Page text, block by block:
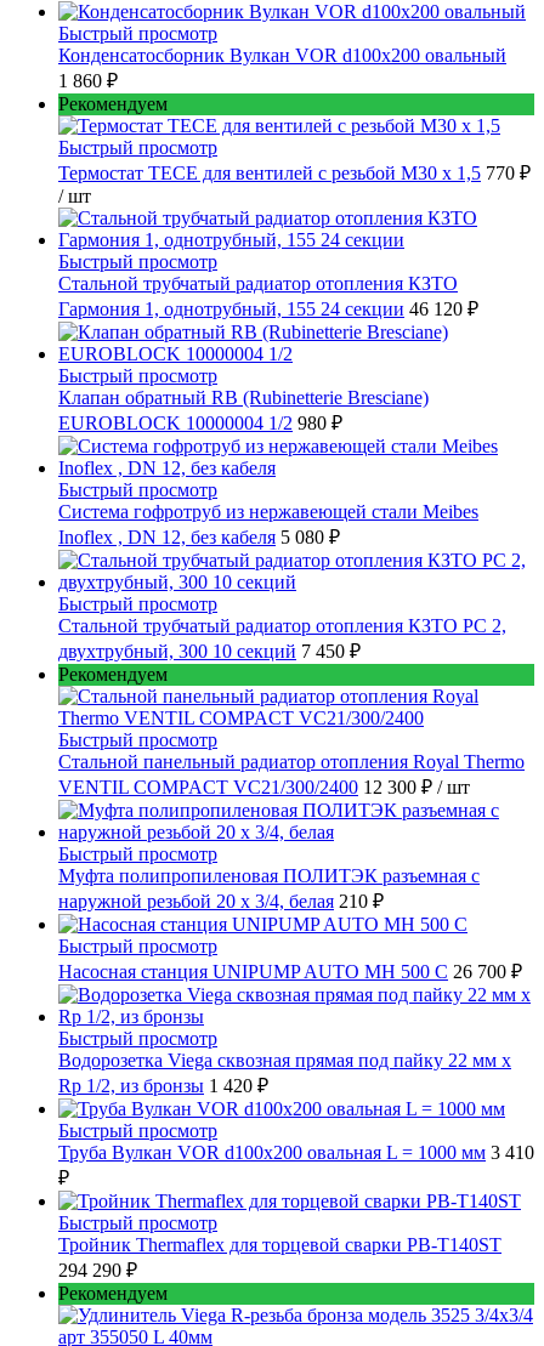
Быстрый просмотр
Конденсатосборник Вулкан VOR d100x200 овальный
1 860 ₽
Рекомендуем
Быстрый просмотр
Термостат TECE для вентилей с резьбой М30 х 1,5 770 ₽
/ шт
Быстрый просмотр
Стальной трубчатый радиатор отопления КЗТО
Гармония 1, однотрубный, 155 24 секции 46 120 ₽
Быстрый просмотр
Клапан обратный RB (Rubinetterie Bresciane)
EUROBLOCK 10000004 1/2 980 ₽
Быстрый просмотр
Cистема гофротруб из нержавеющей стали Meibes
Inoflex , DN 12, без кабеля 5 080 ₽
Быстрый просмотр
Стальной трубчатый радиатор отопления КЗТО РС 2,
двухтрубный, 300 10 секций 7 450 ₽
Рекомендуем
Быстрый просмотр
Стальной панельный радиатор отопления Royal Thermo
VENTIL COMPACT VC21/300/2400 12 300 ₽ / шт
Быстрый просмотр
Муфта полипропиленовая ПОЛИТЭК разъемная с
наружной резьбой 20 x 3/4, белая 210 ₽
Быстрый просмотр
Насосная станция UNIPUMP AUTO MH 500 С 26 700 ₽
Быстрый просмотр
Водорозетка Viega сквозная прямая под пайку 22 мм х
Rp 1/2, из бронзы 1 420 ₽
Быстрый просмотр
Труба Вулкан VOR d100x200 овальная L = 1000 мм 3 410
₽
Быстрый просмотр
Тройник Thermaflex для торцевой сварки PB-T140ST
294 290 ₽
Рекомендуем